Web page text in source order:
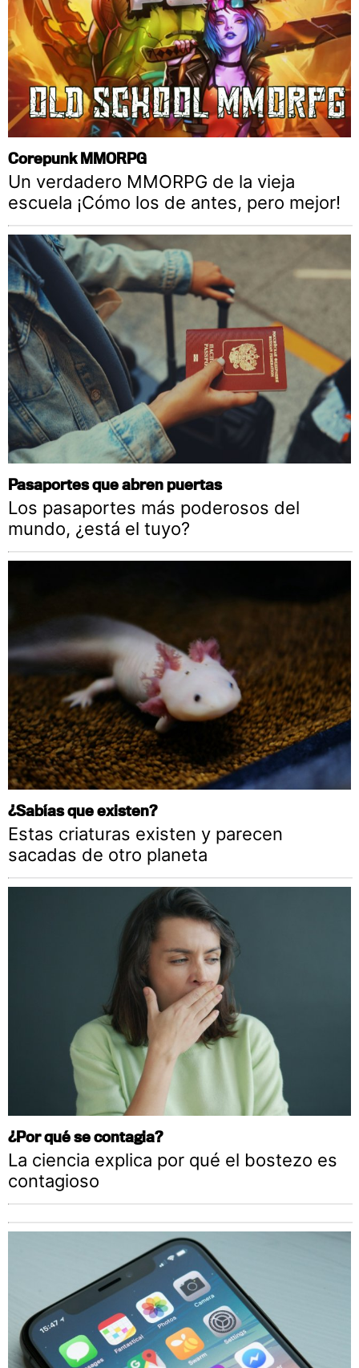
Corepunk MMORPG
Un verdadero MMORPG de la vieja
escuela ¡Cómo los de antes, pero mejor!
Pasaportes que abren puertas
Los pasaportes más poderosos del
mundo, ¿está el tuyo?
¿Sabías que existen?
Estas criaturas existen y parecen
sacadas de otro planeta
¿Por qué se contagia?
La ciencia explica por qué el bostezo es
contagioso